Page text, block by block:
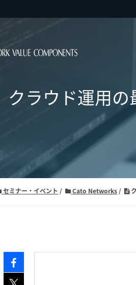
クラウド運用
セミナー・イベント Cato Networks